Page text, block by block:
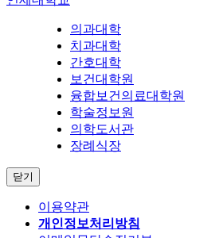
의과대학
치과대학
간호대학
보건대학원
융합보건의료대학원
학술정보원
의학도서관
장례식장
닫기
이용약관
개인정보처리방침